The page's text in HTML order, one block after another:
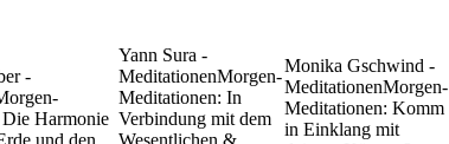
-
Harmonie
und den
Yann Sura -
MeditationenMorgen-
Meditationen: In
Verbindung mit dem
Wesentlichen &
Monika Gschwind -
MeditationenMorgen-
Meditationen: Komm
in Einklang mit